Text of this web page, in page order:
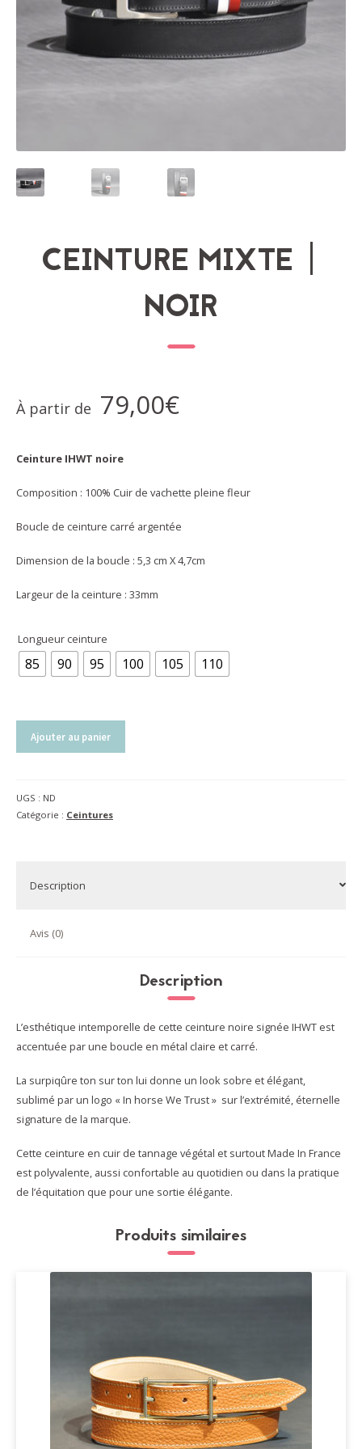
CEINTURE MIXTE |
NOIR
À partir de 79,00€
Ceinture IHWT noire
Composition : 100% Cuir de vachette pleine fleur
Boucle de ceinture carré argentée
Dimension de la boucle : 5,3 cm X 4,7cm
Largeur de la ceinture : 33mm
Longueur ceinture
85 90 95 100 105 110
quantité
Ajouter au panier
UGS : ND
Catégorie : Ceintures
Description
Avis (0)
Description
L’esthétique intemporelle de cette ceinture noire signée IHWT est
accentuée par une boucle en métal claire et carré.
La surpiqûre ton sur ton lui donne un look sobre et élégant,
sublimé par un logo « In horse We Trust » sur l’extrémité, éternelle
signature de la marque.
Cette ceinture en cuir de tannage végétal et surtout Made In France
est polyvalente, aussi confortable au quotidien ou dans la pratique
de l’équitation que pour une sortie élégante.
Produits similaires